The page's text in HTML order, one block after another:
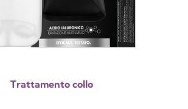
Trattamento collo